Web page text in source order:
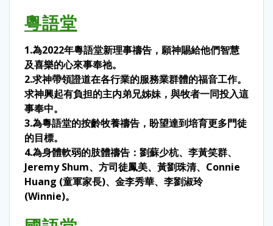
粵語堂
1.為2022年粵語堂新理事禱告，願神賜給他們智慧
及喜樂的心來事奉祂。
2.求神帶領證道在各行業的服務業群體的福音工作。
求神興起有負担的主内弟兄姊妹，與牧者一同投入這
事奉中。
3.為粵語堂的按齡牧養禱告，盼望達到培育更多門徒
的目標。
4.為身體軟弱的肢體禱告： 劉蘇少杭、李黃笑群、
Jeremy Shum、方司徒鳳美、黃劉珠清、 Connie
Huang (童軍家長)、金李秀華、李劉淑玲
(Winnie)。